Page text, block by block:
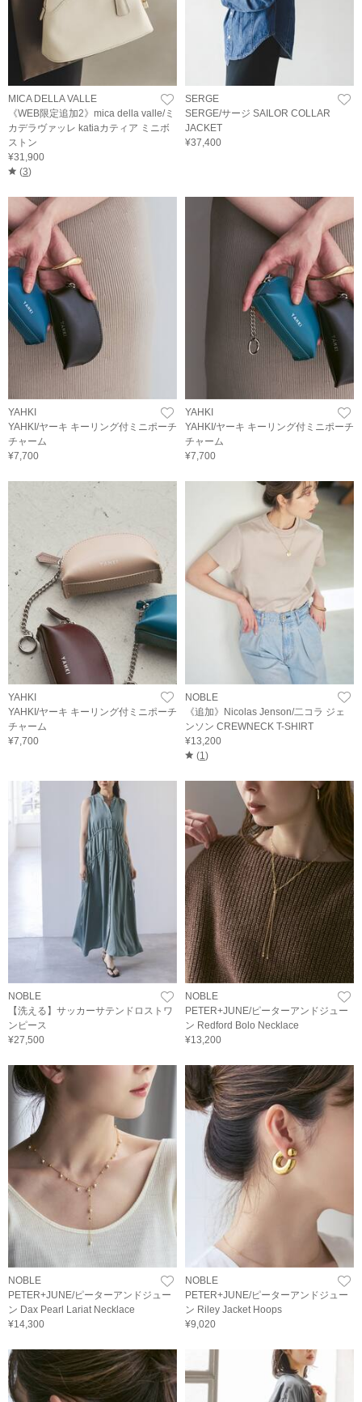
MICA DELLA VALLE
《WEB限定追加2》mica della valle/ミ
カデラヴァッレ katiaカティア ミニボ
ストン
¥31,900
(3)
SERGE
SERGE/サージ SAILOR COLLAR
JACKET
¥37,400
YAHKI
YAHKI/ヤーキ キーリング付ミニポーチ
チャーム
¥7,700
YAHKI
YAHKI/ヤーキ キーリング付ミニポーチ
チャーム
¥7,700
YAHKI
YAHKI/ヤーキ キーリング付ミニポーチ
チャーム
¥7,700
NOBLE
《追加》Nicolas Jenson/二コラ ジェ
ンソン CREWNECK T-SHIRT
¥13,200
(1 )
NOBLE
【洗える】サッカーサテンドロストワ
ンピース
¥27,500
NOBLE
PETER+JUNE/ピーターアンドジュー
ン Redford Bolo Necklace
¥13,200
NOBLE
PETER+JUNE/ピーターアンドジュー
ン Dax Pearl Lariat Necklace
¥14,300
NOBLE
PETER+JUNE/ピーターアンドジュー
ン Riley Jacket Hoops
¥9,020